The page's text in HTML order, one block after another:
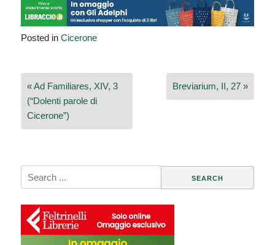
Posted in Cicerone
Navigazione
articoli
« Ad Familiares, XIV, 3
(“Dolenti parole di
Cicerone”)
Breviarium, II, 27 »
Search
for: